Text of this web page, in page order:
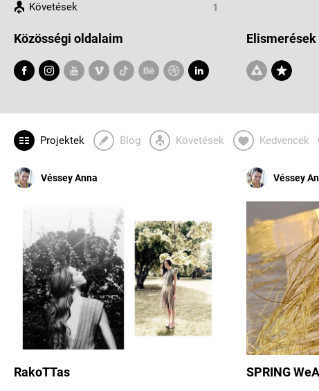
Követések
1
Közösségi oldalaim Elismerések
Projektek Blog Követések Kedvencek
Véssey Anna
RakoTTas
Véssey
SPRING